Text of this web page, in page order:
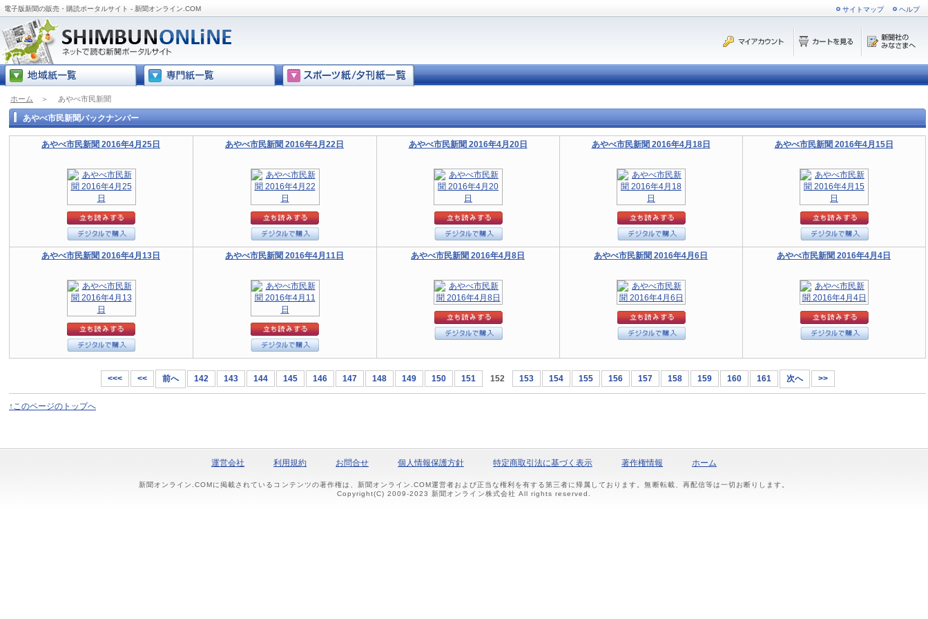
電子版新聞の販売・購読ポータルサイト - 新聞オンライン.COM サイトマップ ヘルプ
ホーム ＞ あやべ市民新聞
あやべ市民新聞バックナンバー
あやべ市民新聞 2016年4月25日 あやべ市民新聞 2016年4月22日 あやべ市民新聞 2016年4月20日 あやべ市民新聞 2016年4月18日 あやべ市民新聞 2016年4月15日
あやべ市民新聞 2016年4月13日 あやべ市民新聞 2016年4月11日 あやべ市民新聞 2016年4月8日 あやべ市民新聞 2016年4月6日 あやべ市民新聞 2016年4月4日
<<< << 前へ 142 143 144 145 146 147 148 149 150 151 152 153 154 155 156 157 158 159 160 161 次へ >>
↑このページのトップへ
運営会社 利用規約 お問合せ 個人情報保護方針 特定商取引法に基づく表示 著作権情報 ホーム
新聞オンライン.COMに掲載されているコンテンツの著作権は、新聞オンライン.COM運営者および正当な権利を有する第三者に帰属しております。無断転載、再配信等は一切お断りします。
Copyright(C) 2009-2023 新聞オンライン株式会社 All rights reserved.